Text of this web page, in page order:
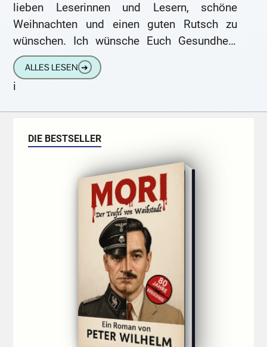
lieben Leserinnen und Lesern, schöne
Weihnachten und einen guten Rutsch zu
wünschen. Ich wünsche Euch Gesundheit,
Glück, beruflichen Erfolg und familiären
Frieden. Ich
ALLES LESEN ➔
i
DIE BESTSELLER